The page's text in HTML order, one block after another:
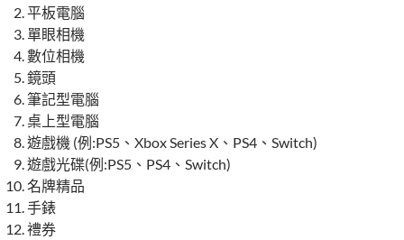
平板電腦
單眼相機
數位相機
鏡頭
筆記型電腦
桌上型電腦
遊戲機 (例:PS5、Xbox Series X、PS4、Switch)
遊戲光碟(例:PS5、PS4、Switch)
名牌精品
手錶
禮券